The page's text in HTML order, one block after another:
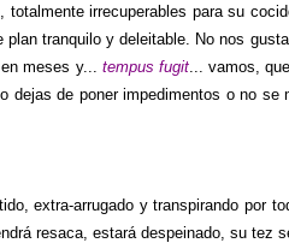
totalmente irrecuperables para su
plan tranquilo y deleitable. No nos
meses y... tempus fugit... vamos,
dejas de poner impedimentos o no
extra-arrugado y transpirando por
resaca, estará despeinado, su tez